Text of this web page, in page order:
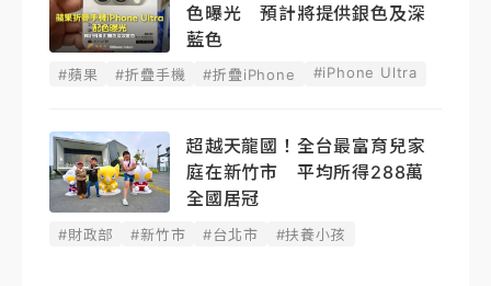
色曝光 預計將提供銀色及深
藍色
#蘋果 #折疊手機 #折疊iPhone #iPhone Ultra
超越天龍國！全台最富育兒家
庭在新竹市 平均所得288萬
全國居冠
#財政部 #新竹市 #台北市 #扶養小孩